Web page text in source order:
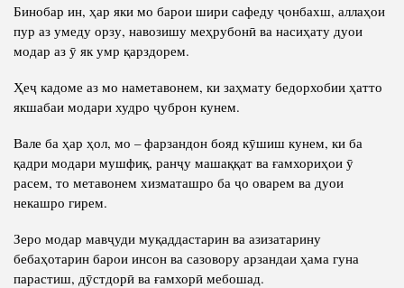
Бинобар ин, ҳар яки мо барои шири сафеду ҷонбахш, аллаҳои
пур аз умеду орзу, навозишу меҳрубонӣ ва насиҳату дуои
модар аз ӯ як умр қарздорем.
Ҳеҷ кадоме аз мо наметавонем, ки заҳмату бедорхобии ҳатто
якшабаи модари худро ҷуброн кунем.
Вале ба ҳар ҳол, мо – фарзандон бояд кӯшиш кунем, ки ба
қадри модари мушфиқ, ранҷу машаққат ва ғамхориҳои ӯ
расем, то метавонем хизматашро ба ҷо оварем ва дуои
некашро гирем.
Зеро модар мавҷуди муқаддастарин ва азизатарину
бебаҳотарин барои инсон ва сазовору арзандаи ҳама гуна
парастиш, дӯстдорӣ ва ғамхорӣ мебошад.